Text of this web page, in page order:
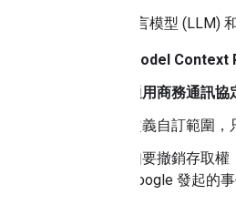
大型語言模型 (LLM)
Model
通用商務通訊
定義自訂範圍
如要撤銷存取權
Google 發起的